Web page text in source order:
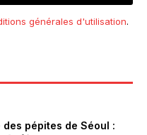
générales d'utilisation.
des pépites de Séoul :